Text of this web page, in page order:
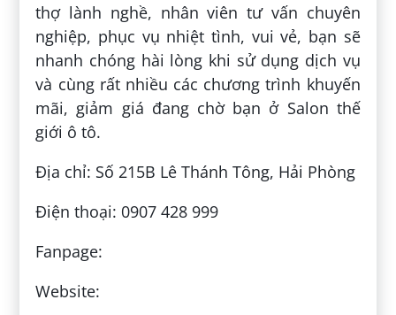
thợ lành nghề, nhân viên tư vấn chuyên
nghiệp, phục vụ nhiệt tình, vui vẻ, bạn sẽ
nhanh chóng hài lòng khi sử dụng dịch vụ
và cùng rất nhiều các chương trình khuyến
mãi, giảm giá đang chờ bạn ở Salon thế
giới ô tô.
Địa chỉ: Số 215B Lê Thánh Tông, Hải Phòng
Điện thoại: 0907 428 999
Fanpage:
Website: